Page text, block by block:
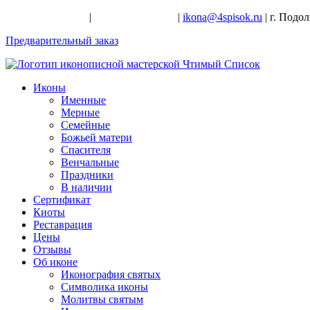
| | ikona@4spisok.ru | г.
Предварительный заказ
Иконы
Именные
Мерные
Семейные
Божьей матери
Спасителя
Венчальные
Праздники
В наличии
Сертификат
Киоты
Реставрация
Цены
Отзывы
Об иконе
Иконография святых
Символика иконы
Молитвы святым